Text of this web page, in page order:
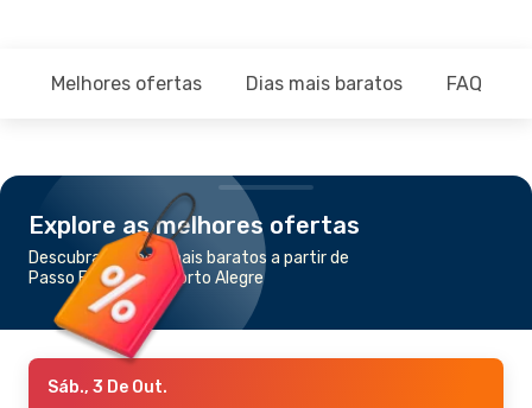
Melhores ofertas Dias mais baratos FAQ
Explore as melhores ofertas
Descubra os voos mais baratos a partir de
Passo Fundo para Porto Alegre
Sáb., 3 De Out.